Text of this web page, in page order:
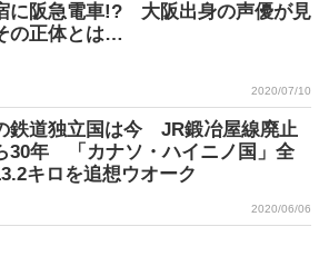
に阪急電車!? 大阪出身の声優が見
の正体とは…
2020/07/10
鉄道独立国は今 JR鍛冶屋線廃止
30年 「カナソ・ハイニノ国」全
キロを追想ウオーク
2020/06/06